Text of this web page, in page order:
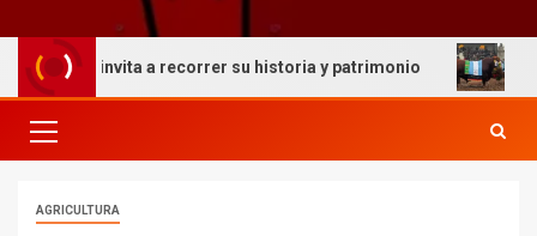
invita a recorrer su historia y patrimonio La
AGRICULTURA